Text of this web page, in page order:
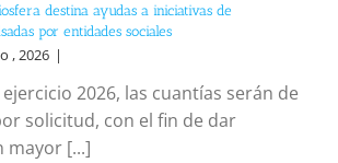
destina ayudas a iniciativas de
por entidades sociales
, 2026 |
2026, las cuantías serán de
solicitud, con el fin de dar
mayor [...]